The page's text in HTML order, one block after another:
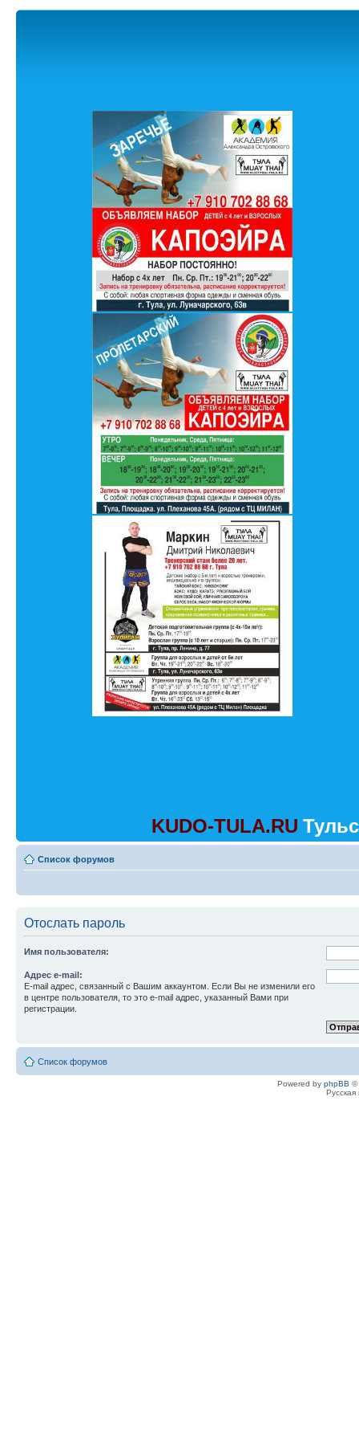
KUDO-TULA.RU
Список форумов
Отослать пароль
Имя пользователя:
Адрес e-mail:
E-mail адрес, связанный с Вашим аккаунтом. Если Вы не изменили его
в центре пользователя, то это e-mail адрес, указанный Вами при
регистрации.
Список форумов
Powered by phpBB ©